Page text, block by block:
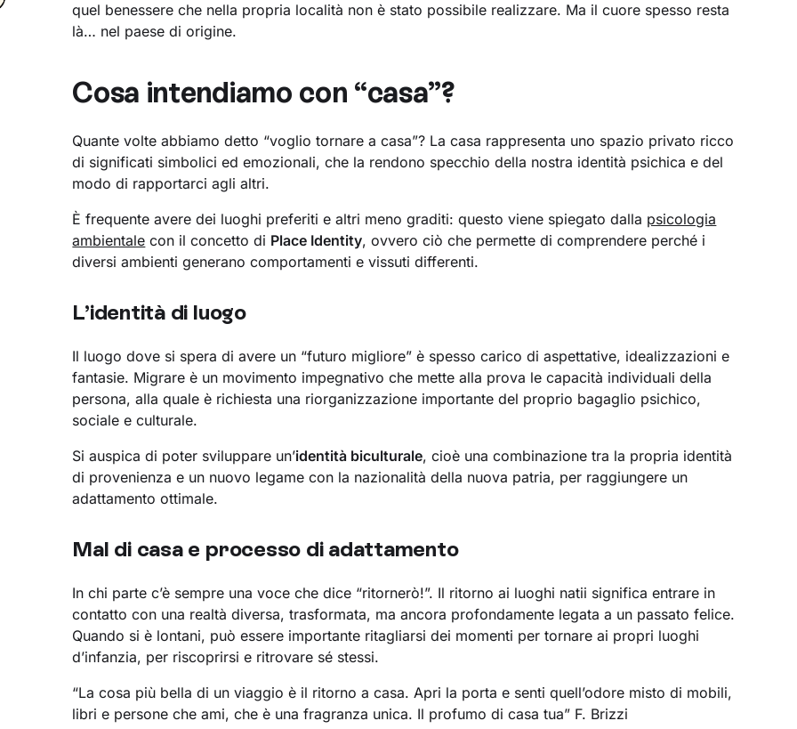
quel benessere che nella propria località non è stato possibile realizzare. Ma il cuore spesso resta
là… nel paese di origine.
Cosa intendiamo con “casa”?
Quante volte abbiamo detto “voglio tornare a casa”? La casa rappresenta uno spazio privato ricco
di significati simbolici ed emozionali, che la rendono specchio della nostra identità psichica e del
modo di rapportarci agli altri.
È frequente avere dei luoghi preferiti e altri meno graditi: questo viene spiegato dalla psicologia
ambientale con il concetto di Place Identity, ovvero ciò che permette di comprendere perché i
diversi ambienti generano comportamenti e vissuti differenti.
L’identità di luogo
Il luogo dove si spera di avere un “futuro migliore” è spesso carico di aspettative, idealizzazioni e
fantasie. Migrare è un movimento impegnativo che mette alla prova le capacità individuali della
persona, alla quale è richiesta una riorganizzazione importante del proprio bagaglio psichico,
sociale e culturale.
Si auspica di poter sviluppare un’identità biculturale, cioè una combinazione tra la propria identità
di provenienza e un nuovo legame con la nazionalità della nuova patria, per raggiungere un
adattamento ottimale.
Mal di casa e processo di adattamento
In chi parte c’è sempre una voce che dice “ritornerò!”. Il ritorno ai luoghi natii significa entrare in
contatto con una realtà diversa, trasformata, ma ancora profondamente legata a un passato felice.
Quando si è lontani, può essere importante ritagliarsi dei momenti per tornare ai propri luoghi
d’infanzia, per riscoprirsi e ritrovare sé stessi.
“La cosa più bella di un viaggio è il ritorno a casa. Apri la porta e senti quell’odore misto di mobili,
libri e persone che ami, che è una fragranza unica. Il profumo di casa tua” F. Brizzi